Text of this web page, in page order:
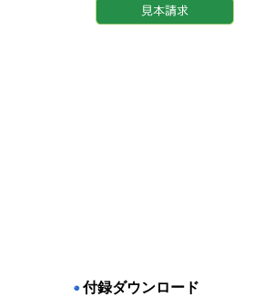
◉ 付録ダウンロード